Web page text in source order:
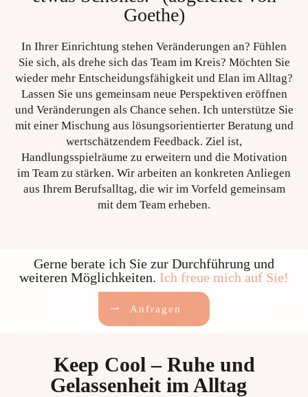
Goethe)
In Ihrer Einrichtung stehen Veränderungen an? Fühlen
Sie sich, als drehe sich das Team im Kreis? Möchten Sie
wieder mehr Entscheidungsfähigkeit und Elan im Alltag?
Lassen Sie uns gemeinsam neue Perspektiven eröffnen
und Veränderungen als Chance sehen. Ich unterstütze Sie
mit einer Mischung aus lösungsorientierter Beratung und
wertschätzendem Feedback. Ziel ist,
Handlungsspielräume zu erweitern und die Motivation
im Team zu stärken. Wir arbeiten an konkreten Anliegen
aus Ihrem Berufsalltag, die wir im Vorfeld gemeinsam
mit dem Team erheben.
Gerne berate ich Sie zur Durchführung und
weiteren Möglichkeiten. Ich freue mich auf Sie!
Anfragen
Keep Cool – Ruhe und
Gelassenheit im Alltag